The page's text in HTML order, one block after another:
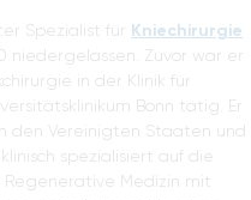
Spezialist für Kniechirurgie
niedergelassen. Zuvor war er
in der Klinik für
Bonn tätig. Er
den Vereinigten Staaten und
spezialisiert auf die
Medizin mit